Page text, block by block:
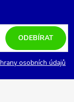
osobních údajů
ODEBÍRAT